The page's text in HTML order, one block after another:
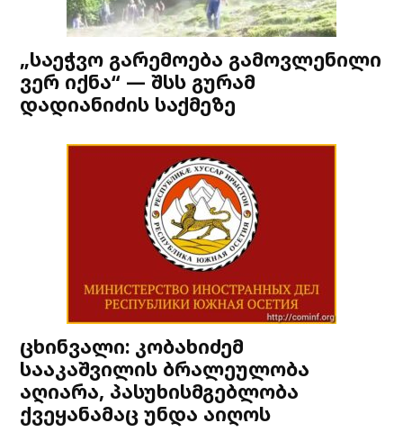
„საეჭვო გარემოება გამოვლენილი
ვერ იქნა“ — შსს გურამ
დადიანიძის საქმეზე
ცხინვალი: კობახიძემ
სააკაშვილის ბრალეულობა
აღიარა, პასუხისმგებლობა
ქვეყანამაც უნდა აიღოს